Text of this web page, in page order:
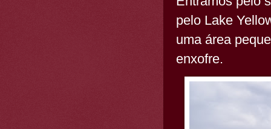
pelo Lake
uma área
enxofre.